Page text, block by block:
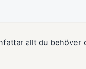
allt du behöver